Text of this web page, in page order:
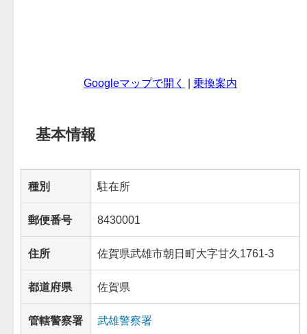
Googleマップで開く 乗換案内
基本情報
種別 駐在所
郵便番号 8430001
住所 佐賀県武雄市朝日町大字甘久1761-3
都道府県 佐賀県
管轄警察署 武雄警察署